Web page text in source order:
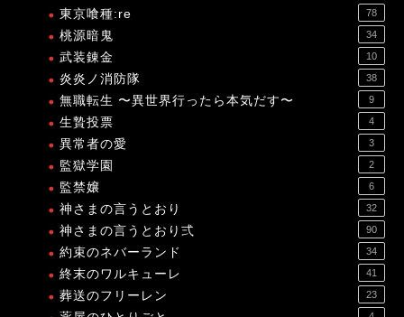
東京喰種:re 78
桃源暗鬼 34
武装錬金 10
炎炎ノ消防隊 38
無職転生 〜異世界行ったら本気だす〜 9
生贄投票 4
異常者の愛 3
監獄学園 2
監禁嬢 6
神さまの言うとおり 32
神さまの言うとおり弍 90
約束のネバーランド 34
終末のワルキューレ 41
葬送のフリーレン 23